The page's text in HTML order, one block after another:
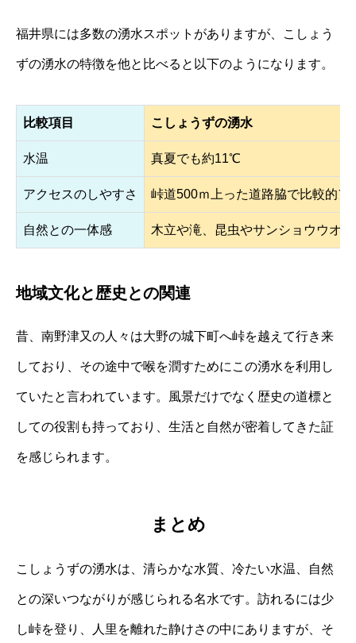
福井県には多数の湧水スポットがありますが、こしょう
ずの湧水の特徴を他と比べると以下のようになります。
比較項目 こしょうずの湧水
水温 真夏でも約11℃
アクセスのしやすさ 峠道500ｍ上った道路脇で比較的ア
自然との一体感 木立や滝、昆虫やサンショウウオ
地域文化と歴史との関連
昔、南野津又の人々は大野の城下町へ峠を越えて行き来
しており、その途中で喉を潤すためにこの湧水を利用し
ていたと言われています。風景だけでなく歴史の道標と
しての役割も持っており、生活と自然が密着してきた証
を感じられます。
まとめ
こしょうずの湧水は、清らかな水質、冷たい水温、自然
との深いつながりが感じられる名水です。訪れるには少
し峠を登り、人里を離れた静けさの中にありますが、そ